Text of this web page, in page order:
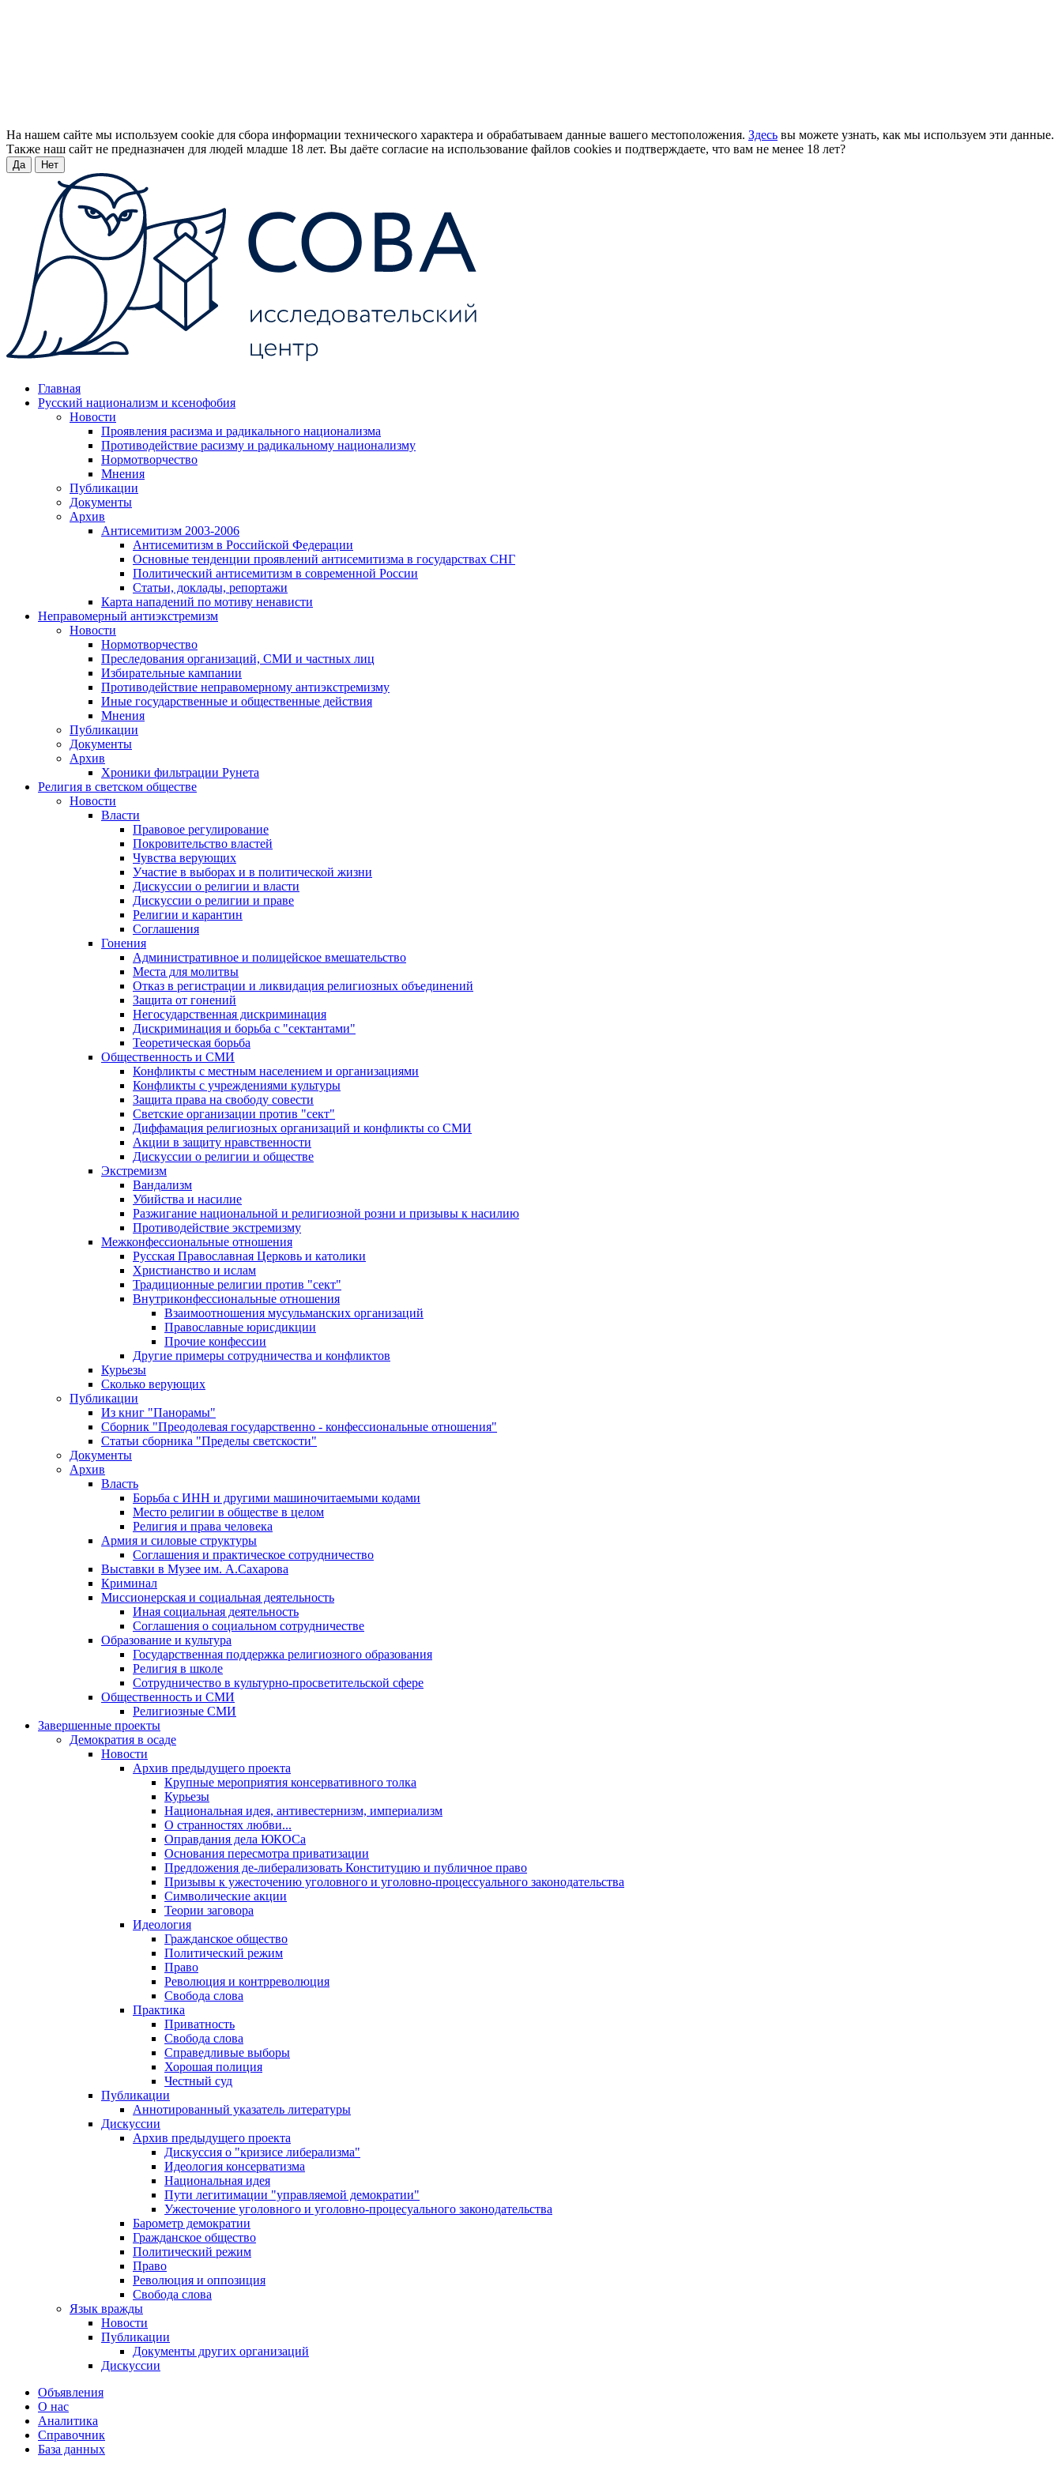
На нашем сайте мы используем cookie для сбора информации технического характера и обрабатываем данные вашего местоположения. Здесь вы можете узнать, как мы используем эти данные.
Также наш сайт не предназначен для людей младше 18 лет. Вы даёте согласие на использование файлов cookies и подтверждаете, что вам не менее 18 лет?
Да Нет
Главная
Русский национализм и ксенофобия
Новости
Проявления расизма и радикального национализма
Противодействие расизму и радикальному национализму
Нормотворчество
Мнения
Публикации
Документы
Архив
Антисемитизм 2003-2006
Антисемитизм в Российской Федерации
Основные тенденции проявлений антисемитизма в государствах СНГ
Политический антисемитизм в современной России
Статьи, доклады, репортажи
Карта нападений по мотиву ненависти
Неправомерный антиэкстремизм
Новости
Нормотворчество
Преследования организаций, СМИ и частных лиц
Избирательные кампании
Противодействие неправомерному антиэкстремизму
Иные государственные и общественные действия
Мнения
Публикации
Документы
Архив
Хроники фильтрации Рунета
Религия в светском обществе
Новости
Власти
Правовое регулирование
Покровительство властей
Чувства верующих
Участие в выборах и в политической жизни
Дискуссии о религии и власти
Дискуссии о религии и праве
Религии и карантин
Соглашения
Гонения
Административное и полицейское вмешательство
Места для молитвы
Отказ в регистрации и ликвидация религиозных объединений
Защита от гонений
Негосударственная дискриминация
Дискриминация и борьба с "сектантами"
Теоретическая борьба
Общественность и СМИ
Конфликты с местным населением и организациями
Конфликты с учреждениями культуры
Защита права на свободу совести
Светские организации против "сект"
Диффамация религиозных организаций и конфликты со СМИ
Акции в защиту нравственности
Дискуссии о религии и обществе
Экстремизм
Вандализм
Убийства и насилие
Разжигание национальной и религиозной розни и призывы к насилию
Противодействие экстремизму
Межконфессиональные отношения
Русская Православная Церковь и католики
Христианство и ислам
Традиционные религии против "сект"
Внутриконфессиональные отношения
Взаимоотношения мусульманских организаций
Православные юрисдикции
Прочие конфессии
Другие примеры сотрудничества и конфликтов
Курьезы
Сколько верующих
Публикации
Из книг "Панорамы"
Сборник "Преодолевая государственно - конфессиональные отношения"
Статьи сборника "Пределы светскости"
Документы
Архив
Власть
Борьба с ИНН и другими машиночитаемыми кодами
Место религии в обществе в целом
Религия и права человека
Армия и силовые структуры
Соглашения и практическое сотрудничество
Выставки в Музее им. А.Сахарова
Криминал
Миссионерская и социальная деятельность
Иная социальная деятельность
Соглашения о социальном сотрудничестве
Образование и культура
Государственная поддержка религиозного образования
Религия в школе
Сотрудничество в культурно-просветительской сфере
Общественность и СМИ
Религиозные СМИ
Завершенные проекты
Демократия в осаде
Новости
Архив предыдущего проекта
Крупные мероприятия консервативного толка
Курьезы
Национальная идея, антивестернизм, империализм
О странностях любви...
Оправдания дела ЮКОСа
Основания пересмотра приватизации
Предложения де-либерализовать Конституцию и публичное право
Призывы к ужесточению уголовного и уголовно-процессуального законодательства
Символические акции
Теории заговора
Идеология
Гражданское общество
Политический режим
Право
Революция и контрреволюция
Свобода слова
Практика
Приватность
Свобода слова
Справедливые выборы
Хорошая полиция
Честный суд
Публикации
Аннотированный указатель литературы
Дискуссии
Архив предыдущего проекта
Дискуссия о "кризисе либерализма"
Идеология консерватизма
Национальная идея
Пути легитимации "управляемой демократии"
Ужесточение уголовного и уголовно-процесуального законодательства
Барометр демократии
Гражданское общество
Политический режим
Право
Революция и оппозиция
Свобода слова
Язык вражды
Новости
Публикации
Документы других организаций
Дискуссии
Объявления
О нас
Аналитика
Справочник
База данных